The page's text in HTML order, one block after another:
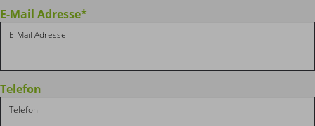
E-Mail Adresse*
Telefon